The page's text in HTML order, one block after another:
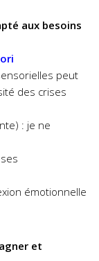
aux besoins
peut
des crises
: je ne
émotionnelle
et